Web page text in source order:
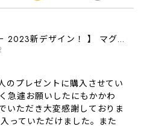
【 コーギー 2023新デザイン！ 】 マグカップ お家用 プレゼント 犬 うちの子 犬グッズ ギフト
のプレゼントに購入させてい
急遽お願いしたにもかかわ
いただき大変感謝しておりま
っていただけました。また